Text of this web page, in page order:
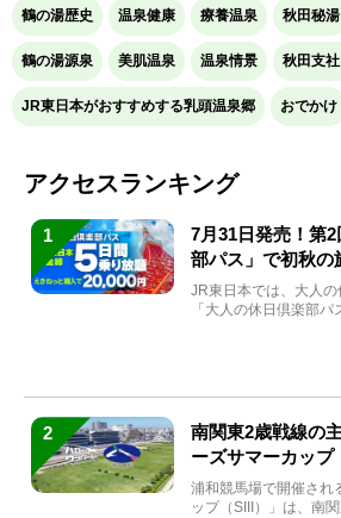
鶴の湯歴史 温泉健康 療養温泉 秋田秘湯
鶴の湯源泉 美肌温泉 温泉情景 秋田支
JR東日本がおすすめする乳頭温泉郷 おでかけ
アクセスランキング
1
7月31日発売！第
部パス」で初秋の
JR東日本では、大人
「大人の休日倶楽部
2
南関東2歳戦線の
ーズサマーカップ
と見どころをチェ
浦和競馬場で開催され
ップ（SIII）」は、南